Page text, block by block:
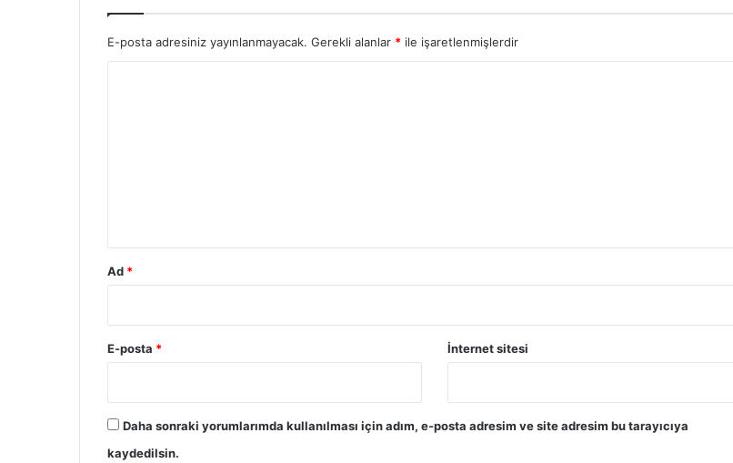
E-posta adresiniz yayınlanmayacak. Gerekli alanlar * ile işaretlenmişlerdir
Ad *
E-posta * İnternet sitesi
Daha sonraki yorumlarımda kullanılması için adım, e-posta adresim ve site adresim bu tarayıcıya
kaydedilsin.